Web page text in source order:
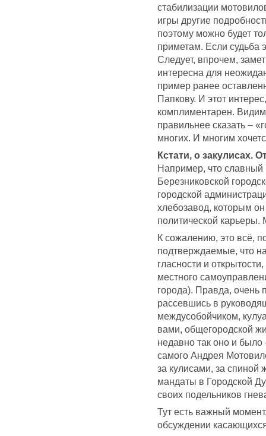
стабилизации
игры другие
поэтому можно будет
приметам. Если судьба
Следует, впрочем,
интересна для
пример ранее
Папкову. И этот
комплиментарен.
правильнее сказать –
многих. И многим
Кстати, о закулисах.
Например, что
Березниковской
городской
хлебозавод, которым
политической карьеры.
К сожалению, это всё,
подтверждаемые, что
гласности и
местного
города). Правда, очень
рассевшись в
междусобойчиком,
вами, общегородской
недавно так оно и было
самого Андрея
за кулисами, за спиной
мандаты в Городской
своих подельников
Тут есть важный
обсуждении